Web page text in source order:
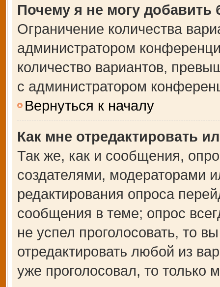
Почему я не могу добавить
Ограничение количества
администратором
количество вариантов,
с администратором
Вернуться к началу
Как мне отредактировать
Так же, как и сообщения,
создателями, модераторами
редактирования опроса
сообщения в теме; опрос
не успел проголосовать, то
отредактировать любой из
уже проголосовал, то только